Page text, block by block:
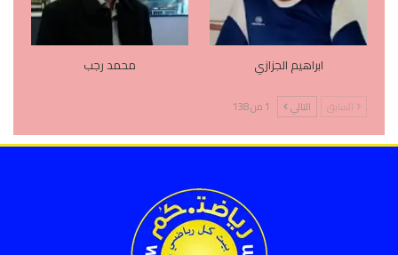
ابراهيم الجزازي محمد رجب
السابق التالي 1 من 138